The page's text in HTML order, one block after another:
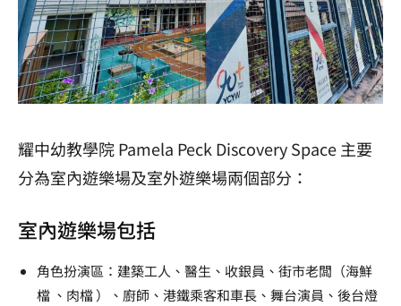
耀中幼教學院 Pamela Peck Discovery Space 主要
分為室內遊樂場及室外遊樂場兩個部分：
室內遊樂場包括
角色扮演區：建築工人、醫生、收銀員、街市老闆（海鮮
檔 、肉檔 ）、廚師、港鐵乘客和車長、舞台演員、後台燈